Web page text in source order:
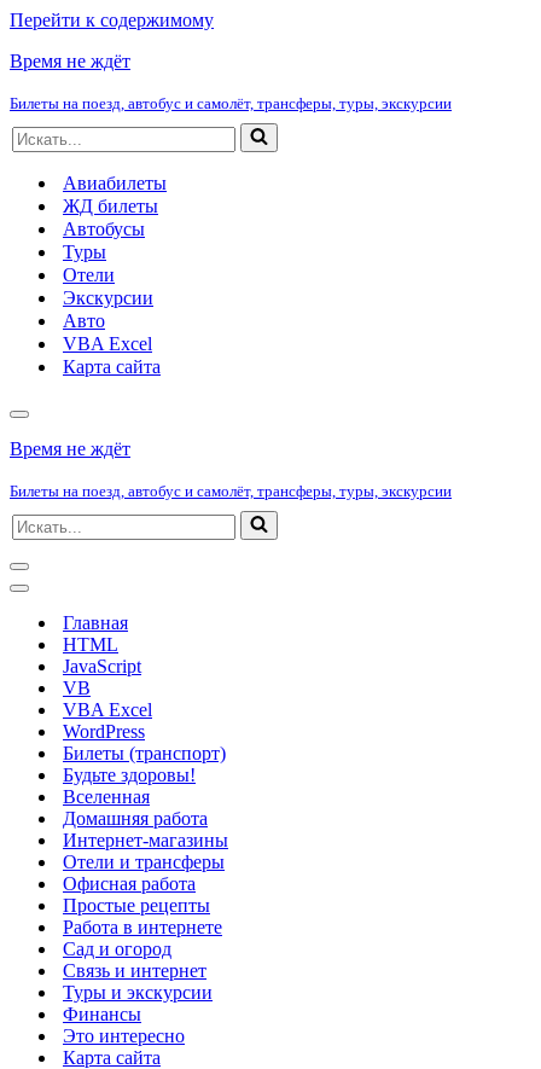
Перейти к содержимому
Время не ждёт
Билеты на поезд, автобус и самолёт, трансферы, туры, экскурсии
Искать...
Авиабилеты
ЖД билеты
Автобусы
Туры
Отели
Экскурсии
Авто
VBA Excel
Карта сайта
Меню
навигации
Время не ждёт
Билеты на поезд, автобус и самолёт, трансферы, туры, экскурсии
Искать...
Меню
навигации
Меню
навигацииГлавная
HTML
JavaScript
VB
VBA Excel
WordPress
Билеты (транспорт)
Будьте здоровы!
Вселенная
Домашняя работа
Интернет-магазины
Отели и трансферы
Офисная работа
Простые рецепты
Работа в интернете
Сад и огород
Связь и интернет
Туры и экскурсии
Финансы
Это интересно
Карта сайта